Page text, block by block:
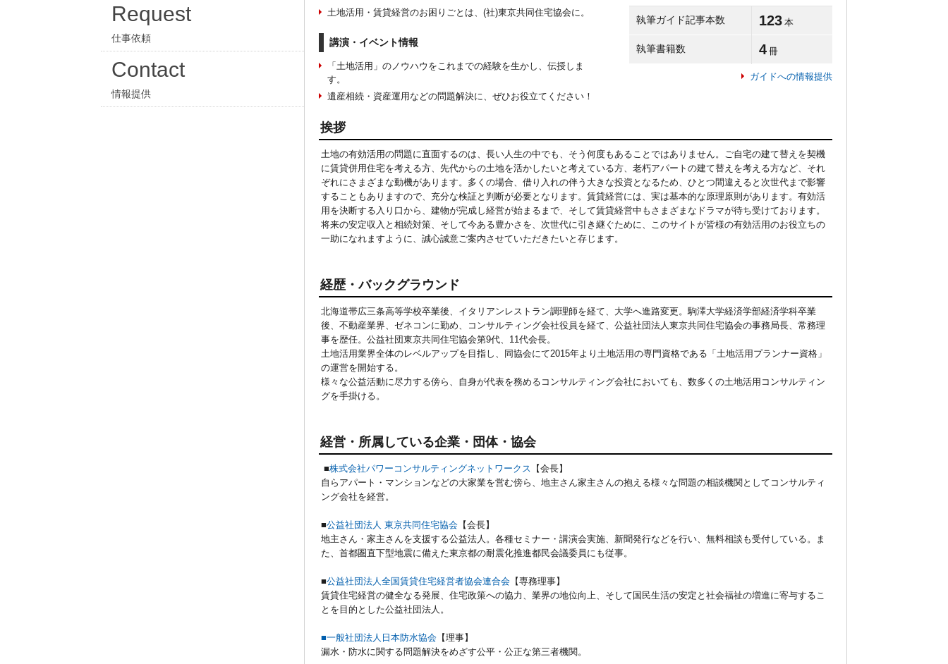
Request
仕事依頼
Contact
情報提供
土地活用・賃貸経営のお困りごとは、(社)東京共同住宅協会に。
講演・イベント情報
「土地活用」のノウハウをこれまでの経験を生かし、伝授しま
す。
遺産相続・資産運用などの問題解決に、ぜひお役立てください！
執筆ガイド記事本数 123 本
執筆書籍数 4 冊
ガイドへの情報提供
挨拶
土地の有効活用の問題に直面するのは、長い人生の中でも、そう何度もあることではありません。ご自宅の建て替えを契機
に賃貸併用住宅を考える方、先代からの土地を活かしたいと考えている方、老朽アパートの建て替えを考える方など、それ
ぞれにさまざまな動機があります。多くの場合、借り入れの伴う大きな投資となるため、ひとつ間違えると次世代まで影響
することもありますので、充分な検証と判断が必要となります。賃貸経営には、実は基本的な原理原則があります。有効活
用を決断する入り口から、建物が完成し経営が始まるまで、そして賃貸経営中もさまざまなドラマが待ち受けております。
将来の安定収入と相続対策、そして今ある豊かさを、次世代に引き継ぐために、このサイトが皆様の有効活用のお役立ちの
一助になれますように、誠心誠意ご案内させていただきたいと存じます。
経歴・バックグラウンド
北海道帯広三条高等学校卒業後、イタリアンレストラン調理師を経て、大学へ進路変更。駒澤大学経済学部経済学科卒業
後、不動産業界、ゼネコンに勤め、コンサルティング会社役員を経て、公益社団法人東京共同住宅協会の事務局長、常務理
事を歴任。公益社団東京共同住宅協会第9代、11代会長。
土地活用業界全体のレベルアップを目指し、同協会にて2015年より土地活用の専門資格である「土地活用プランナー資格」
の運営を開始する。
様々な公益活動に尽力する傍ら、自身が代表を務めるコンサルティング会社においても、数多くの土地活用コンサルティン
グを手掛ける。
経営・所属している企業・団体・協会
■株式会社パワーコンサルティングネットワークス 【会長】
自らアパート・マンションなどの大家業を営む傍ら、地主さん家主さんの抱える様々な問題の相談機関としてコンサルティ
ング会社を経営。
■公益社団法人 東京共同住宅協会 【会長】
地主さん・家主さんを支援する公益法人。各種セミナー・講演会実施、新聞発行などを行い、無料相談も受付している。ま
た、首都圏直下型地震に備えた東京都の耐震化推進都民会議委員にも従事。
■公益社団法人全国賃貸住宅経営者協会連合会 【専務理事】
賃貸住宅経営の健全なる発展、住宅政策への協力、業界の地位向上、そして国民生活の安定と社会福祉の増進に寄与するこ
とを目的とした公益社団法人。
■一般社団法人日本防水協会 【理事】
漏水・防水に関する問題解決をめざす公平・公正な第三者機関。